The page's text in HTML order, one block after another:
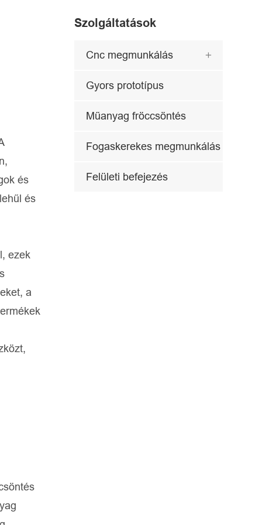
és
és
ezek
a
Szolgáltatások
Cnc megmunkálás 
Gyors prototípus
Műanyag fröccsöntés
Fogaskerekes megmunkálás
Felületi befejezés